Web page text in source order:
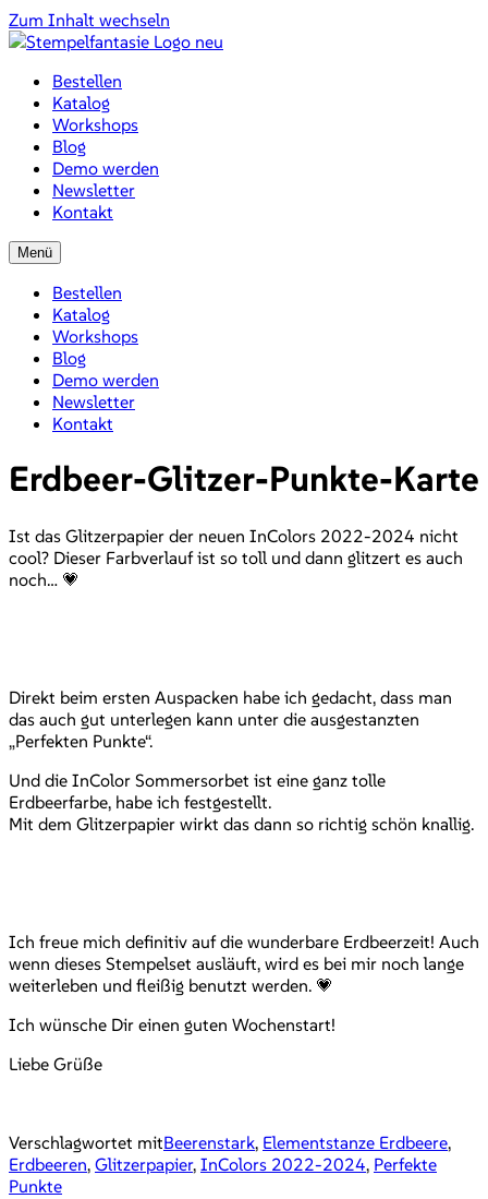
Zum Inhalt wechseln
Bestellen
Katalog
Workshops
Blog
Demo werden
Newsletter
Kontakt
Menü
Bestellen
Katalog
Workshops
Blog
Demo werden
Newsletter
Kontakt
Erdbeer-Glitzer-Punkte-Karte
Ist das Glitzerpapier der neuen InColors 2022-2024 nicht
cool? Dieser Farbverlauf ist so toll und dann glitzert es auch
noch… 💗
Direkt beim ersten Auspacken habe ich gedacht, dass man
das auch gut unterlegen kann unter die ausgestanzten
„Perfekten Punkte“.
Und die InColor Sommersorbet ist eine ganz tolle
Erdbeerfarbe, habe ich festgestellt.
Mit dem Glitzerpapier wirkt das dann so richtig schön knallig.
Ich freue mich definitiv auf die wunderbare Erdbeerzeit! Auch
wenn dieses Stempelset ausläuft, wird es bei mir noch lange
weiterleben und fleißig benutzt werden. 💗
Ich wünsche Dir einen guten Wochenstart!
Liebe Grüße
Verschlagwortet mitBeerenstark, Elementstanze Erdbeere,
Erdbeeren, Glitzerpapier, InColors 2022-2024, Perfekte
Punkte